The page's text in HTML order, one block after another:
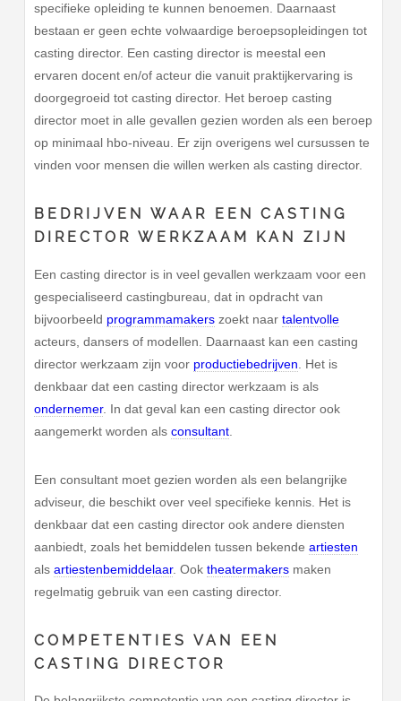
specifieke opleiding te kunnen benoemen. Daarnaast
bestaan er geen echte volwaardige beroepsopleidingen tot
casting director. Een casting director is meestal een
ervaren docent en/of acteur die vanuit praktijkervaring is
doorgegroeid tot casting director. Het beroep casting
director moet in alle gevallen gezien worden als een beroep
op minimaal hbo-niveau. Er zijn overigens wel cursussen te
vinden voor mensen die willen werken als casting director.
BEDRIJVEN WAAR EEN CASTING
DIRECTOR WERKZAAM KAN ZIJN
Een casting director is in veel gevallen werkzaam voor een
gespecialiseerd castingbureau, dat in opdracht van
bijvoorbeeld programmamakers zoekt naartalentvolle
acteurs, dansers of modellen. Daarnaast kan een casting
director werkzaam zijn voor productiebedrijven . Het is
denkbaar dat een casting director werkzaam is als
ondernemer. In dat geval kan een casting director ook
aangemerkt worden alsconsultant
Een consultant moet gezien worden als een belangrijke
adviseur, die beschikt over veel specifieke kennis. Het is
denkbaar dat een casting director ook andere diensten
aanbiedt, zoals het bemiddelen tussen bekendeartiesten
alsartiestenbemiddelaar. Ooktheatermakers maken
regelmatig gebruik van een casting director.
COMPETENTIES VAN EEN
CASTING DIRECTOR